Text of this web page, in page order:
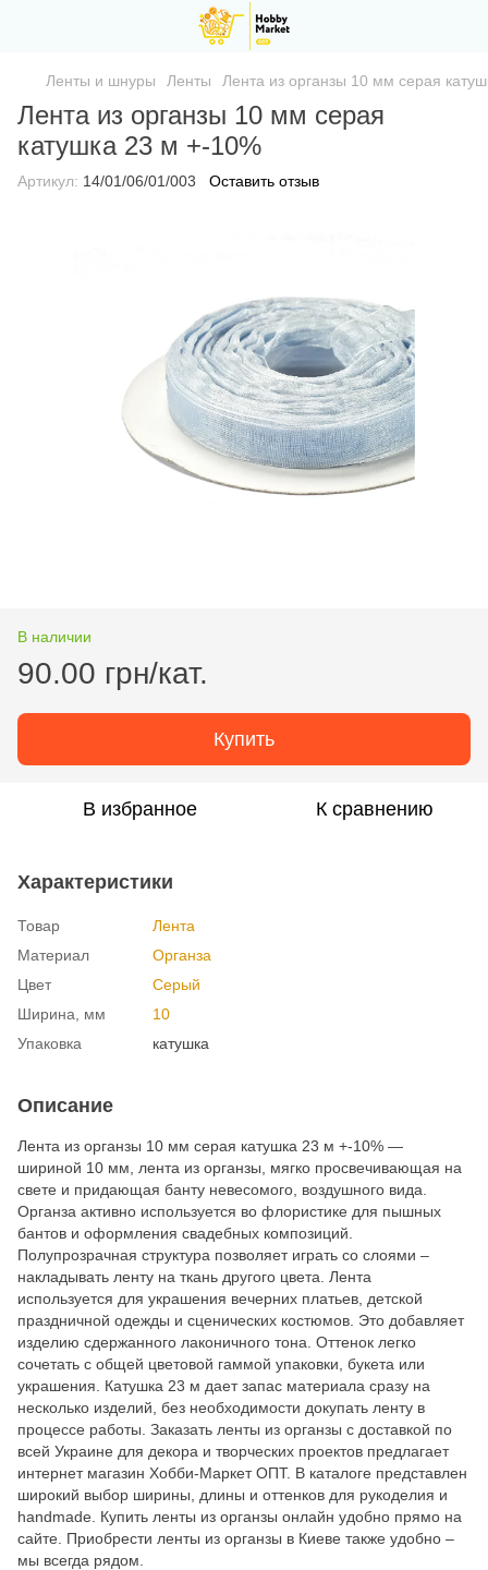
Ленты и шнуры Ленты Лента из органзы 10 мм серая
Лента из органзы 10 мм серая
катушка 23 м +-10%
Артикул: 14/01/06/01/003 Оставить отзыв
В наличии
90.00 грн/кат.
Купить
В избранное К сравнению
Характеристики
Товар
Лента
Материал
Органза
Цвет
Серый
Ширина, мм
10
Упаковка
катушка
Описание
Лента из органзы 10 мм серая катушка 23 м +-10% —
шириной 10 мм, лента из органзы, мягко просвечивающая на
свете и придающая банту невесомого, воздушного вида.
Органза активно используется во флористике для пышных
бантов и оформления свадебных композиций.
Полупрозрачная структура позволяет играть со слоями –
накладывать ленту на ткань другого цвета. Лента
используется для украшения вечерних платьев, детской
праздничной одежды и сценических костюмов. Это добавляет
изделию сдержанного лаконичного тона. Оттенок легко
сочетать с общей цветовой гаммой упаковки, букета или
украшения. Катушка 23 м дает запас материала сразу на
несколько изделий, без необходимости докупать ленту в
процессе работы. Заказать ленты из органзы с доставкой по
всей Украине для декора и творческих проектов предлагает
интернет магазин Хобби-Маркет ОПТ. В каталоге представлен
широкий выбор ширины, длины и оттенков для рукоделия и
handmade. Купить ленты из органзы онлайн удобно прямо на
сайте. Приобрести ленты из органзы в Киеве также удобно –
мы всегда рядом.